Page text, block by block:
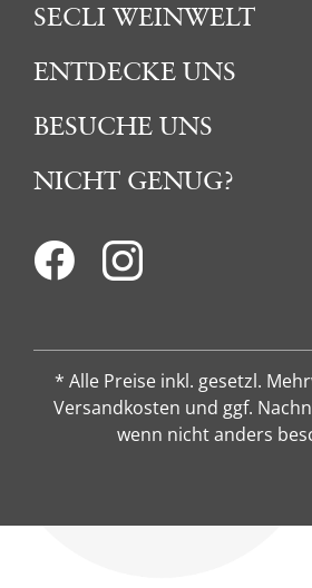
SECLI WEINWELT
ENTDECKE UNS
BESUCHE UNS
NICHT GENUG?
* Alle Preise inkl. gesetzl.
Versandkosten und ggf.
wenn nicht anders